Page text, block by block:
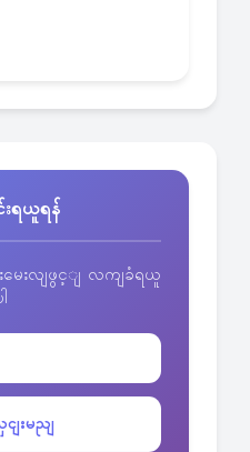
ရယူရန်
မေးလျဖွင့ျ လကျခံရယူ
ငျးမညျ